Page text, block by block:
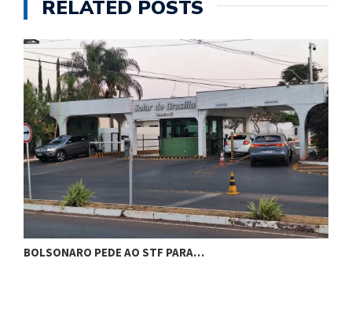
RELATED POSTS
BOLSONARO PEDE AO STF PARA…